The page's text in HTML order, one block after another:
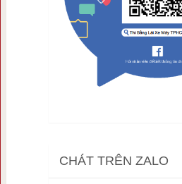
CHÁT TRÊN ZALO